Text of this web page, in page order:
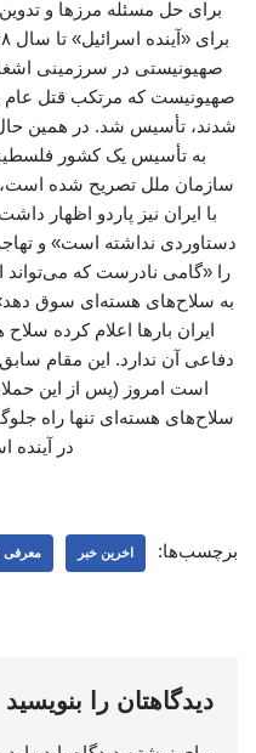
برای حل مسئله مرزها و
صهیونیستی در سرزمینی
شدند، تأسیس شد. در همین
به تأسیس یک کشور
سازمان ملل تصریح شده است،
با ایران نیز پاردو اظهار
دستاوردی نداشته است» و
را «گامی نادرست که می‌تواند
به سلاح‌های هسته‌ای سوق
ایران بارها اعلام کرده
دفاعی آن ندارد. این مقام
است امروز (پس از این
سلاح‌های هسته‌ای تنها راه
در آینده
برچسب‌ها: اخرین خبر معرفی
دیدگاهتان را بنویسید